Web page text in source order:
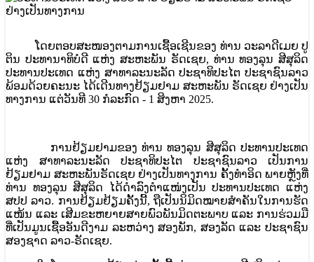
ໂດຍຕອບສະໜອງຕາມການເຊື້ອເຊີນຂອງ ທ່ານ ວະລາດີເມຍ ປູ
ຕິນ ປະທານາທິບໍດີ ແຫ່ງ ສະຫະພັນ ຣັດເຊຍ, ທ່ານ ທອງລຸນ ສີສຸລິດ
ປະທານປະເທດ ແຫ່ງ ສາທາລະນະລັດ ປະຊາທິປະໄຕ ປະຊາຊົນລາວ
ພ້ອມດ້ວຍຄະນະ ໄດ້ເດີນທາງຢ້ຽມຢາມ ສະຫະພັນ ຣັດເຊຍ ຢ່າງເປັນ
ທາງການ ແຕ່ວັນທີ 30 ກໍລະກົດ - 1 ສິງຫາ 2025.
ການຢ້ຽມຢາມຂອງ ທ່ານ ທອງລຸນ ສີສຸລິດ ປະທານປະເທດ
ແຫ່ງ ສາທາລະນະລັດ ປະຊາທິປະໄຕ ປະຊາຊົນລາວ ເປັນການ
ຢ້ຽມຢາມ ສະຫະພັນຣັດເຊຍ ຢ່າງເປັນທາງການ ຄັ້ງທຳອິດ ພາຍຫຼັງທີ່
ທ່ານ ທອງລຸນ ສີສຸລິດ ໄດ້ດຳລົງຕຳແໜ່ງເປັນ ປະທານປະເທດ ແຫ່ງ
ສປປ ລາວ. ການຢ້ຽມຢ້ຽມຄັ້ງນີ້, ຖືເປັນນິມິດໝາຍສຳຄັນໃນການຮັດ
ແໜ້ນ ແລະ ເສີມຂະຫຍາຍສາຍພົວພັນມິດຕະພາບ ແລະ ການຮ່ວມມື
ທີ່ເປັນມູນເຊື້ອອັນດີງາມ ລະຫວ່າງ ສອງພັກ, ສອງລັດ ແລະ ປະຊາຊົນ
ສອງຊາດ ລາວ-ຣັດເຊຍ.